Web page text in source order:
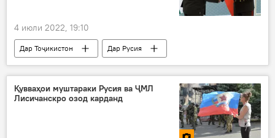
4 июли 2022, 19:10
Дар Тоҷикистон
Дар Русия
Шералӣ Мирзо
Сергей Шойгу
Қувваҳои муштараки Русия ва ҶМЛ
Лисичанскро озод карданд